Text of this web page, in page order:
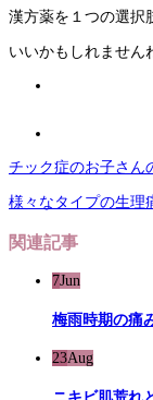
漢方薬を１つの選択
いいかもしれません
チック症のお子さん
様々なタイプの生理
関連記事
7Jun
梅雨時期の痛
23Aug